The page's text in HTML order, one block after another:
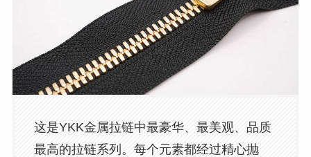
这是YKK金属拉链中最豪华、最美观、品质
最高的拉链系列。每个元素都经过精心抛